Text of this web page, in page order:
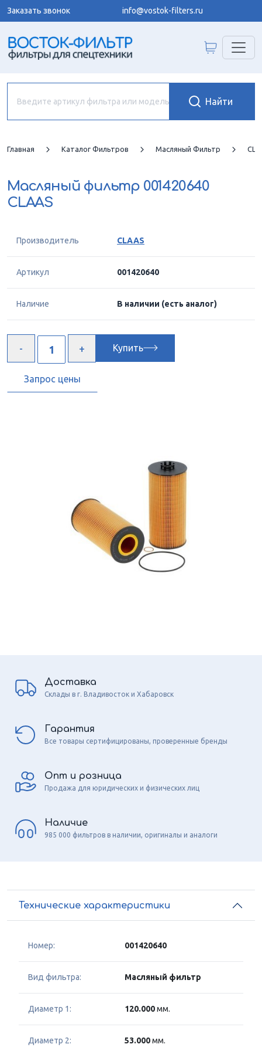
Заказать звонок info@vostok-filters.ru
Главная Каталог Фильтров Масляный Фильтр
Масляный фильтр 001420640
CLAAS
Производитель CLAAS
Артикул 001420640
Наличие В наличии (есть аналог)
Купить
Запрос цены
Доставка
Склады в г. Владивосток и Хабаровск
Гарантия
Все товары сертифицированы, проверенные бренды
Опт и розница
Продажа для юридических и физических лиц
Наличие
985 000 фильтров в наличии, оригиналы и аналоги
Технические характеристики
Номер: 001420640
Вид фильтра: Масляный фильтр
Диаметр 1: 120.000мм.
Диаметр 2: 53.000мм.